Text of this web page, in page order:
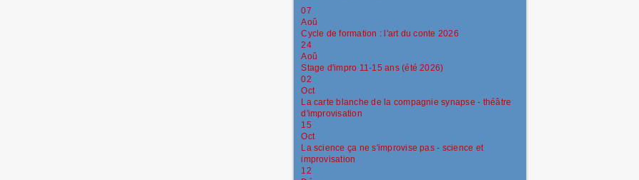
07
Aoû
Cycle de formation : l'art du conte 2026
24
Aoû
Stage d'impro 11-15 ans (été 2026)
02
Oct
La carte blanche de la compagnie synapse - théâtre
d'improvisation
15
Oct
La science ça ne s'improvise pas - science et
improvisation
12